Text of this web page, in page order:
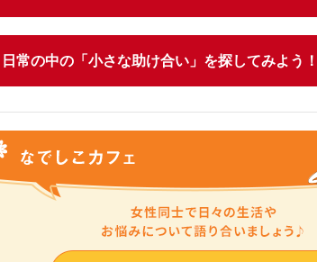
日常の中の「小さな助け合い」を探してみよう！